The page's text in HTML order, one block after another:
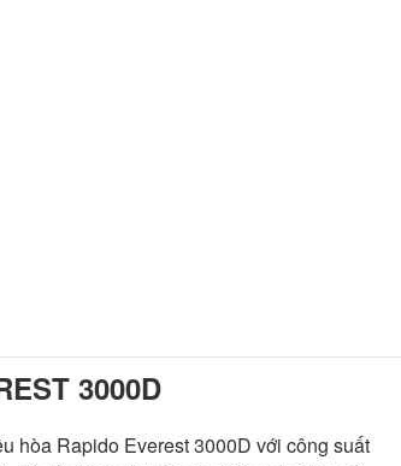
3000D
hòa Rapido Everest 3000D với công suất